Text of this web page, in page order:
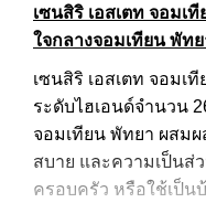
เซนสิริ เอสเตท จอมเ
ใจกลางจอมเทียน พัท
เซนสิริ เอสเตท จอมเ
ระดับไฮเอนด์จำนวน
จอมเทียน พัทยา ผสม
สบาย และความเป็นส่
ครอบครัว หรือใช้เป็น